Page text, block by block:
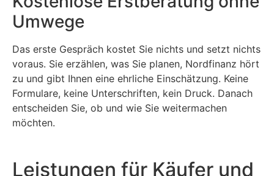
Umwege
Das erste Gespräch kostet Sie nichts und setzt nichts
voraus. Sie erzählen, was Sie planen, Nordfinanz hört
zu und gibt Ihnen eine ehrliche Einschätzung. Keine
Formulare, keine Unterschriften, kein Druck. Danach
entscheiden Sie, ob und wie Sie weitermachen
möchten.
Leistungen für Käufer und